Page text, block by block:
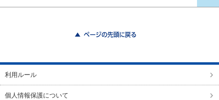
利用ルール
個人情報保護について